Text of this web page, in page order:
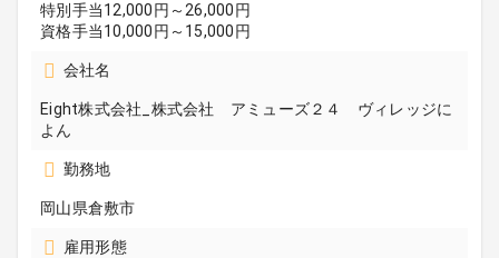
特別手当12,000円～26,000円
資格手当10,000円～15,000円
会社名
Eight株式会社_株式会社 アミューズ２４ ヴィレッジに
よん
勤務地
岡山県倉敷市
雇用形態